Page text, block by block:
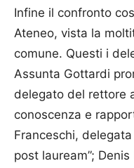
Infine il confronto
Ateneo, vista la
comune. Questi i
Assunta Gottardi
delegato del rettore
conoscenza e
Franceschi,
post lauream”;